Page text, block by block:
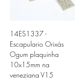
14ES1337 -
Escapulario Orixás
Ogum plaquinha
10x15mm na
veneziana V15